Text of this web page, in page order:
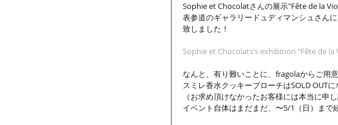
Sophie et Chocolatさんの展示"Fête de la
表参道のギャラリードュディマンシュさん
致しました！
Sophie et Chocolats's exhibition "Fête de
なんと、有り難いことに、fragolaからご用
スミレ香水クッキーブローチはSOLD OUT
（お求め頂けなかったお客様には本当に申
イベント自体はまだまだ、〜5/1（日）まで